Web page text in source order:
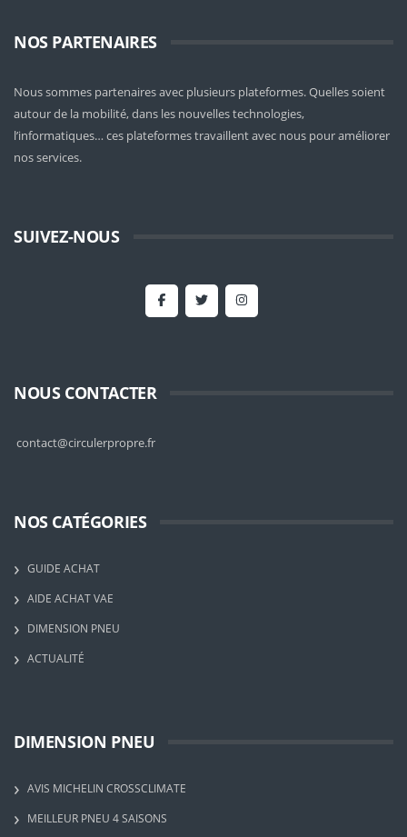
NOS PARTENAIRES
Nous sommes partenaires avec plusieurs plateformes. Quelles soient
autour de la mobilité, dans les nouvelles technologies,
l’informatiques… ces plateformes travaillent avec nous pour améliorer
nos services.
SUIVEZ-NOUS
NOUS CONTACTER
contact@circulerpropre.fr
NOS CATÉGORIES
GUIDE ACHAT
AIDE ACHAT VAE
DIMENSION PNEU
ACTUALITÉ
DIMENSION PNEU
AVIS MICHELIN CROSSCLIMATE
MEILLEUR PNEU 4 SAISONS